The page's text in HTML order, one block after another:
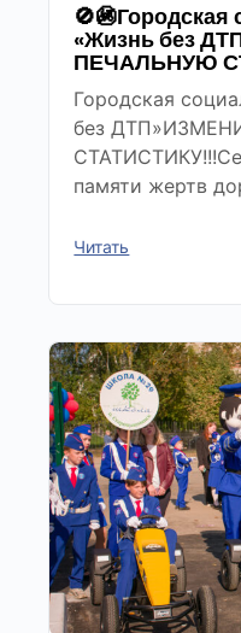
🚫🚳Городская
«Жизнь без
ПЕЧАЛЬНУЮ
Городская
без
памяти жертв
Читать